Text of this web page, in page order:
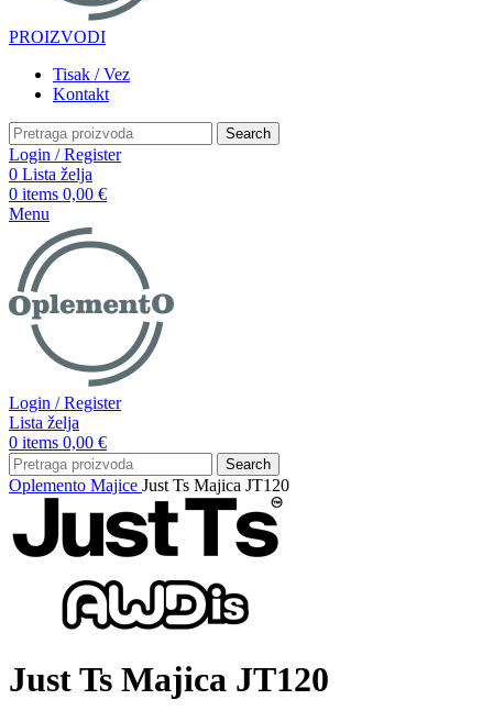
PROIZVODI
Tisak / Vez
Kontakt
Search
Login / Register
0 Lista želja
0 items 0,00 €
Menu
Login / Register
Lista želja
0 items 0,00 €
Search
Oplemento Majice Just Ts Majica JT120
Just Ts Majica JT120